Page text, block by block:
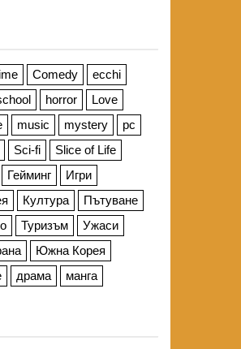
Comedy
ecchi
horror
Love
music mystery
pc
Sci-fi
Slice of Life
Гейминг
Игри
Култура
Пътуване
Туризъм
Ужаси
Южна Корея
драма манга